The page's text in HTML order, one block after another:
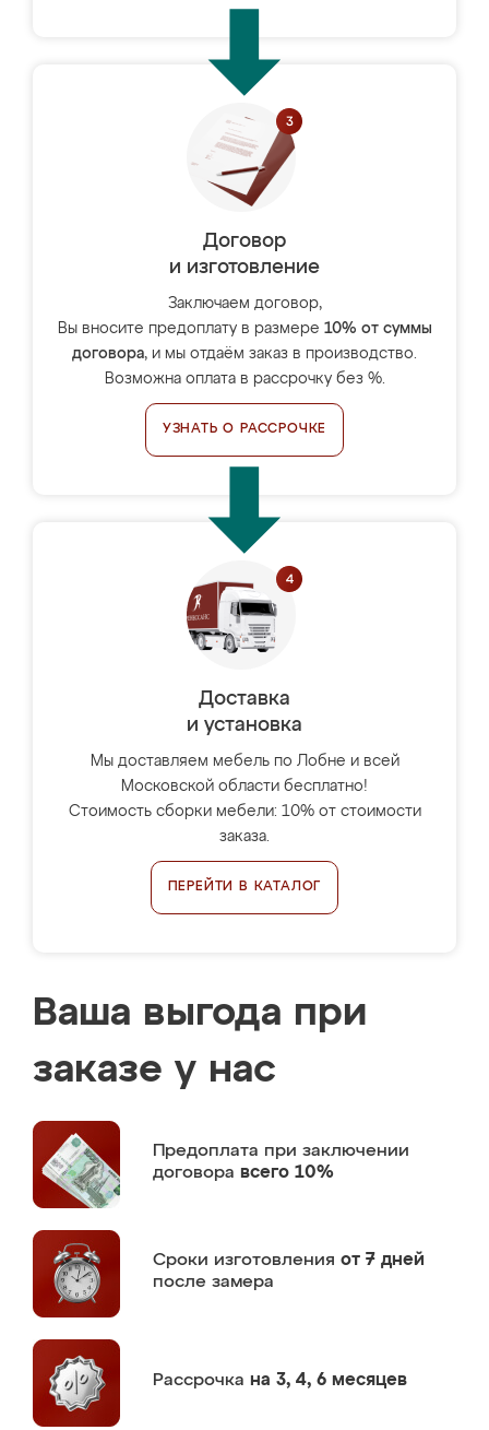
Договор
и изготовление
Заключаем договор,
Вы вносите предоплату в размере 10% от суммы
договора, и мы отдаём заказ в производство.
Возможна оплата в рассрочку без %.
УЗНАТЬ О РАССРОЧКЕ
Доставка
и установка
Мы доставляем мебель по Лобне и всей
Московской области бесплатно!
Стоимость сборки мебели: 10% от стоимости
заказа.
ПЕРЕЙТИ В КАТАЛОГ
Ваша выгода при
заказе у нас
Предоплата при заключении
договора всего 10%
Сроки изготовления от 7 дней
после замера
Рассрочка на 3, 4, 6 месяцев